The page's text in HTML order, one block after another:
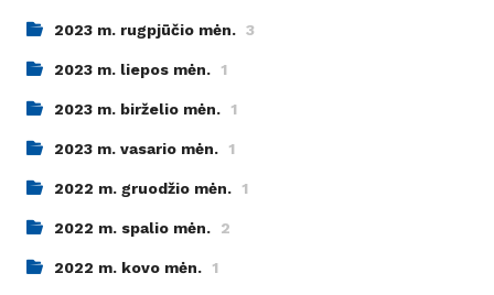
2023 m. rugpjūčio mėn. 3
2023 m. liepos mėn. 1
2023 m. birželio mėn. 1
2023 m. vasario mėn. 1
2022 m. gruodžio mėn. 1
2022 m. spalio mėn. 2
2022 m. kovo mėn. 1